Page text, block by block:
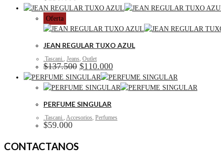
Oferta
JEAN REGULAR TUXO AZUL
.Tascani., Jeans, Outlet
$137.500 El
precio
original
era:
$137.500.
$110.000El
precio
actual
es:
PERFUME SINGULAR
.Tascani., Accesorios, Perfumes
$59.000
CONTACTANOS